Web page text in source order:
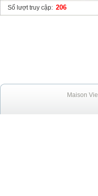
Số lượt truy cập: 206
Maison